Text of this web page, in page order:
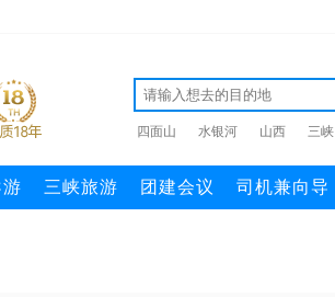
四面山 水银河 山西 三峡
三峡旅游 团建会议 司机兼向导